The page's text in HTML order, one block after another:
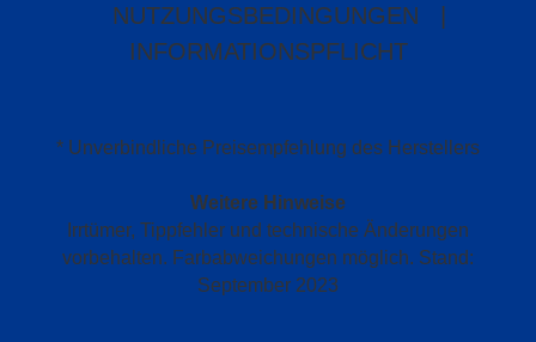
NUTZUNGSBEDINGUNGEN
INFORMATIONSPFLICHT
* Unverbindliche Preisempfehlung des Herstellers
Weitere Hinweise
Irrtümer, Tippfehler und technische Änderungen
vorbehalten. Farbabweichungen möglich. Stand:
September 2023